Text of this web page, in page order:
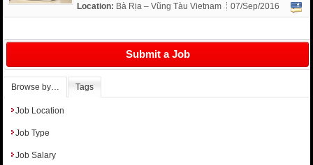
Location: Bà Rịa – Vũng Tàu Vietnam 07/Sep/2016
Submit a Job
Browse by… Tags
Job Location
Job Type
Job Salary